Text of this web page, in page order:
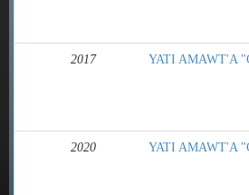
2017 YATI AMAWT'A
2020 YATI AMAWT'A